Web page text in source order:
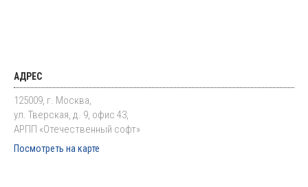
АДРЕС
125009, г. Москва,
ул. Тверская, д. 9, офис 43,
АРПП «Отечественный софт»
Посмотреть на карте